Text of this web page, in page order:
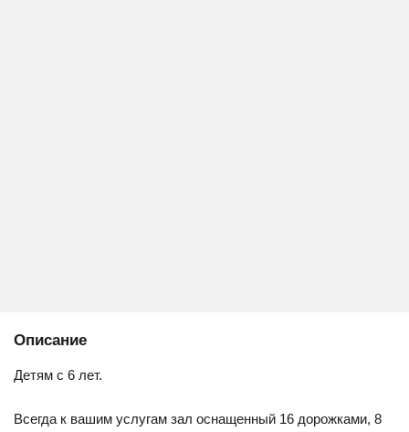
Описание
Детям с 6 лет.
Всегда к вашим услугам зал оснащенный 16 дорожками, 8